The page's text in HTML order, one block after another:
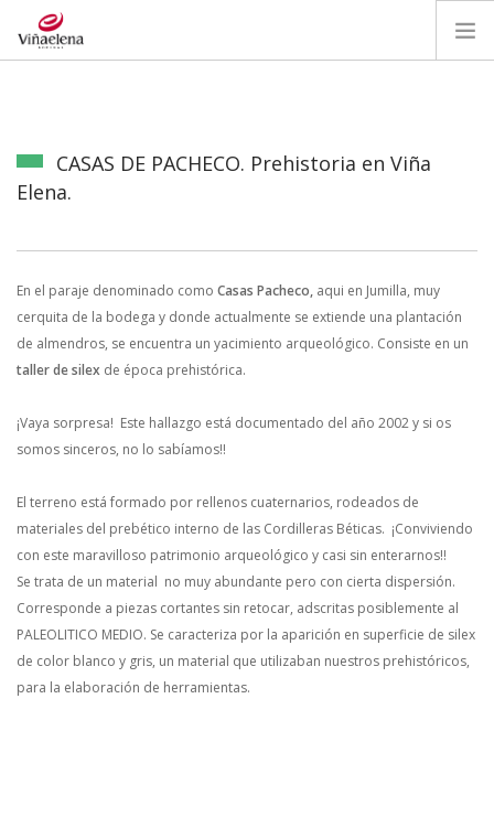
ENOTURISMO
LA FINCA
ESPAÑOL
CASAS DE PACHECO. Prehistoria en Viña
Elena.
En el paraje denominado como Casas Pacheco, aqui en Jumilla, muy
cerquita de la bodega y donde actualmente se extiende una plantación
de almendros, se encuentra un yacimiento arqueológico. Consiste en un
taller de silex de época prehistórica.
¡Vaya sorpresa! Este hallazgo está documentado del año 2002 y si os
somos sinceros, no lo sabíamos!!
El terreno está formado por rellenos cuaternarios, rodeados de
materiales del prebético interno de las Cordilleras Béticas. ¡Conviviendo
con este maravilloso patrimonio arqueológico y casi sin enterarnos!!
Se trata de un material no muy abundante pero con cierta dispersión.
Corresponde a piezas cortantes sin retocar, adscritas posiblemente al
PALEOLITICO MEDIO. Se caracteriza por la aparición en superficie de silex
de color blanco y gris, un material que utilizaban nuestros prehistóricos,
para la elaboración de herramientas.